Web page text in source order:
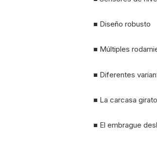
■ Diseño robusto
■ Múltiples
■ Diferentes
■ La carcasa
■ El embrague